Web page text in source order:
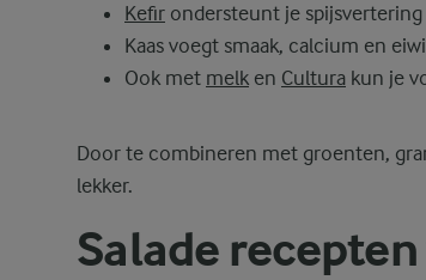
Kefir ondersteunt je
Kaas voegt smaak, calcium en
Ook met melk en Cultura kun je
Door te combineren met groenten,
lekker.
Salade